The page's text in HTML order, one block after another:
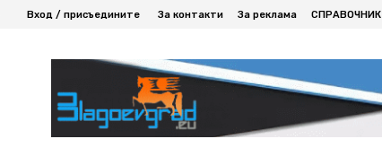
Вход / присъедините За контакти За реклама СПРАВОЧНИК